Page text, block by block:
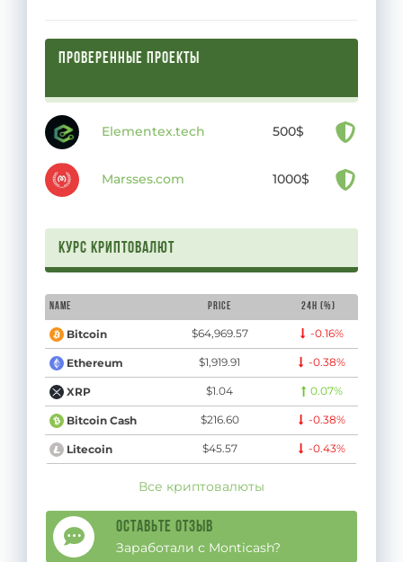
ПРОВЕРЕННЫЕ ПРОЕКТЫ
Elementex.tech 500$
Marsses.com 1000$
Курс криптовалют
Name Price 24H (%)
Bitcoin $64,969.57 -0.16%
Ethereum $1,919.91 -0.38%
XRP $1.04 0.07%
Bitcoin Cash $216.60 -0.38%
Litecoin $45.57 -0.43%
Все криптовалюты
Оставьте отзыв
Заработали с Monticash?